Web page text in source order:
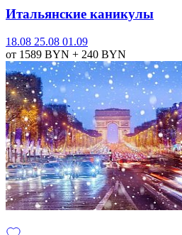
Итальянские каникулы
18.08 25.08 01.09
от 1589 BYN + 240 BYN